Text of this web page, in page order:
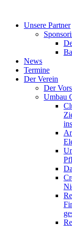
springenUnsere Partner
News
Termine
Der Verein
Der
Umbau